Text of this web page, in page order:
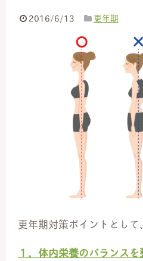
2016/6/13 更年期
更年期対策ポイントとし
１．体内栄養のバランス